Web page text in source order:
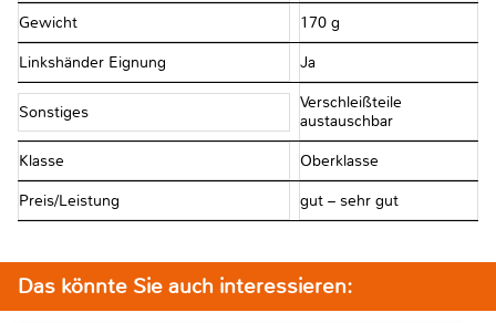
Gewicht 170 g
Linkshänder Eignung Ja
Sonstiges
Verschleißteile
austauschbar
Klasse Oberklasse
Preis/Leistung gut – sehr gut
Das könnte Sie auch interessieren: